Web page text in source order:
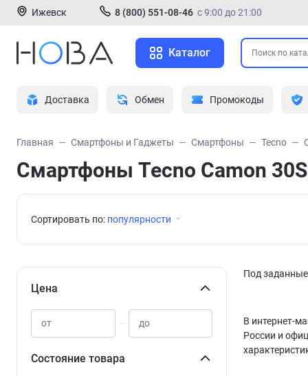
Ижевск 8 (800) 551-08-46 с 9:00 до 21:00
Каталог
Доставка Обмен Промокоды
Главная Смартфоны и Гаджеты Смартфоны Tecno
Смартфоны Tecno Camon 30S
Сортировать по: популярности
Цена
–
Состояние товара
Под
В интернет-
России и